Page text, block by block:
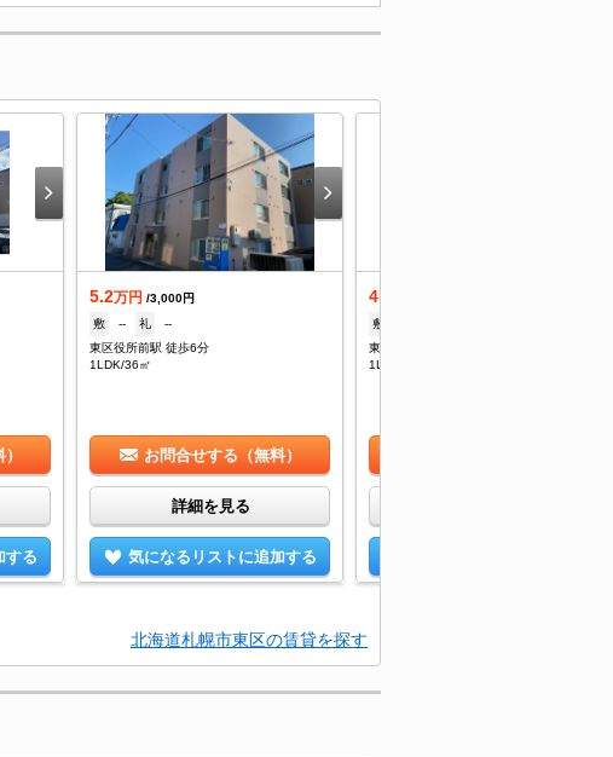
する
5.2万円 /3,000円
敷
-- 礼
--
東区役所前駅 徒歩6分
1LDK/36㎡
お問合せする（無料）
詳細を見る
気になるリストに追加する
4.9
敷
東区役所前駅 徒歩6分
1LDK/36㎡
北海道札幌市東区の賃貸を探す